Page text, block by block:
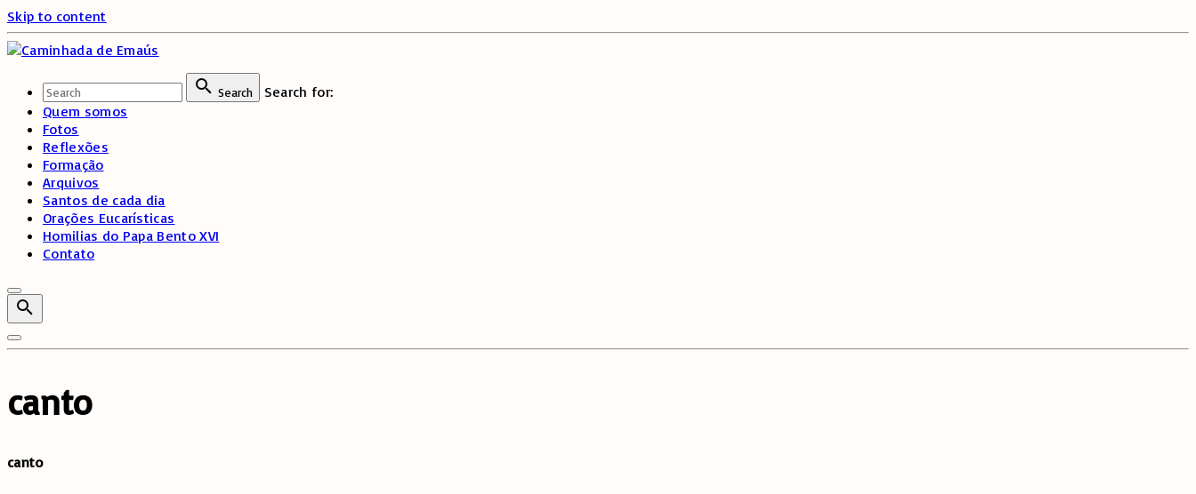
Skip to content
Search
Search for:
Quem somos
Fotos
Reflexões
Formação
Arquivos
Santos de cada dia
Orações Eucarísticas
Homilias do Papa Bento XVI
Contato
canto
canto